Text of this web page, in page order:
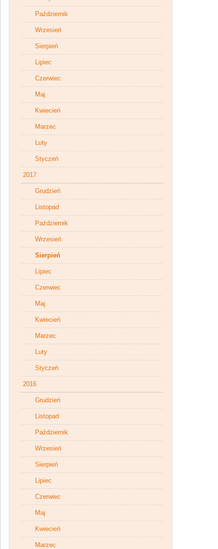
Październik
Wrzesień
Sierpień
Lipiec
Czerwiec
Maj
Kwiecień
Marzec
Luty
Styczeń
2017
Grudzień
Listopad
Październik
Wrzesień
Sierpień
Lipiec
Czerwiec
Maj
Kwiecień
Marzec
Luty
Styczeń
2016
Grudzień
Listopad
Październik
Wrzesień
Sierpień
Lipiec
Czerwiec
Maj
Kwiecień
Marzec